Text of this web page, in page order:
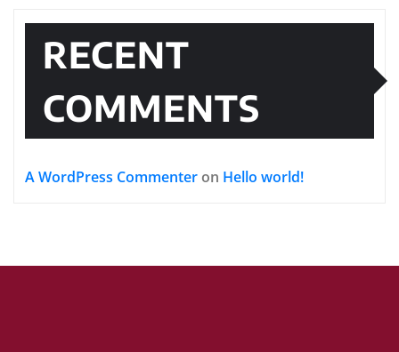
RECENT
COMMENTS
A WordPress Commenter on Hello world!